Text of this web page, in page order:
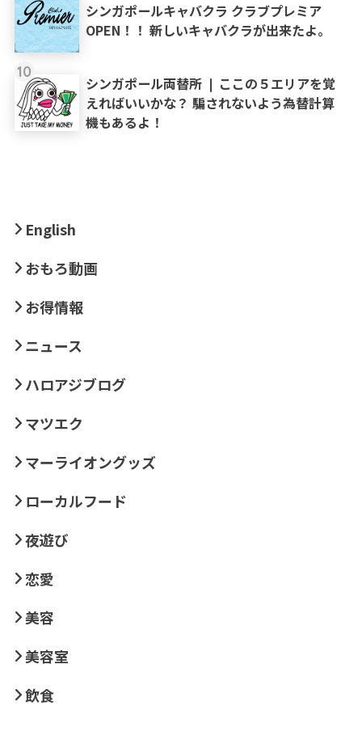
シンガポールキャバクラ クラブプレミア
OPEN！！ 新しいキャバクラが出来たよ。
10
シンガポール両替所 ❘ ここの５エリアを覚
えればいいかな？ 騙されないよう為替計算
機もあるよ！
English
おもろ動画
お得情報
ニュース
ハロアジブログ
マツエク
マーライオングッズ
ローカルフード
夜遊び
恋愛
美容
美容室
飲食